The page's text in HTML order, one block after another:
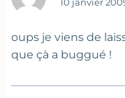
10 janvier
oups je viens de
que çà a buggué !